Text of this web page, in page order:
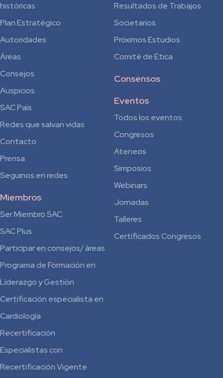
históricas
Plan Estratégico
Autoridades
Áreas
Consejos
Auspicios
SAC País
Redes que salvan vidas
Contacto
Prensa
Seguinos en redes
Miembros
Ser Miembro SAC
SAC Plus
Participar en consejos/ áreas
Programa de Formación en
Liderazgo y Gestión
Certificación especialista en
Cardiología
Recertificación
Especialistas con
Recertificación Vigente
Resultados de Trabajos
Societarios
Próximos Estudios
Comité de Ética
Consensos
Eventos
Todos los eventos
Congresos
Ateneos
Simposios
Webinars
Jornadas
Talleres
Certificados Congresos